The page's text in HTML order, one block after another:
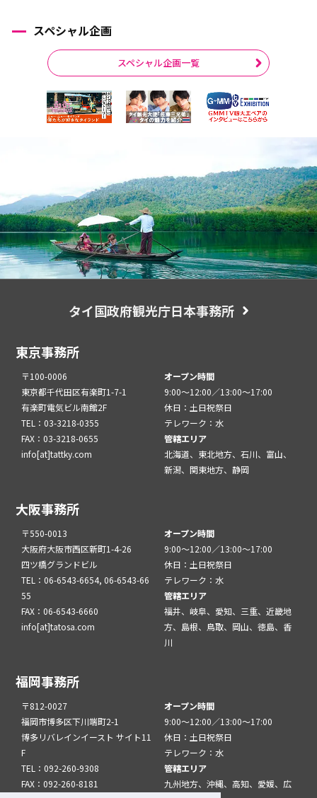
スペシャル企画
スペシャル企画一覧
タイ国政府観光庁日本事務所
東京事務所
〒100-0006
東京都千代田区有楽町1-7-1
有楽町電気ビル南館2F
TEL：03-3218-0355
FAX：03-3218-0655
info[at]tattky.com
オープン時間
9:00～12:00／13:00～17:00
休日：土日祝祭日
テレワーク：水
管轄エリア
北海道、東北地方、石川、富山、
新潟、関東地方、静岡
大阪事務所
〒550-0013
大阪府大阪市西区新町1-4-26
四ツ橋グランドビル
TEL：06-6543-6654, 06-6543-66
55
FAX：06-6543-6660
info[at]tatosa.com
オープン時間
9:00～12:00／13:00～17:00
休日：土日祝祭日
テレワーク：水
管轄エリア
福井、岐阜、愛知、三重、近畿地
方、島根、鳥取、岡山、徳島、香
川
福岡事務所
〒812-0027
福岡市博多区下川端町2-1
博多リバレインイースト サイト11
F
TEL：092-260-9308
FAX：092-260-8181
オープン時間
9:00～12:00／13:00～17:00
休日：土日祝祭日
テレワーク：水
管轄エリア
九州地方、沖縄、高知、愛媛、広